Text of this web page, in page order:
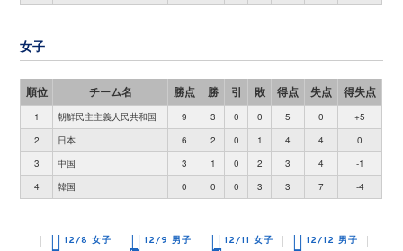
女子
順位 チーム名 勝点 勝 引 敗 得点 失点 得失点
1 朝鮮民主主義人民共和国 9 3 0 0 5 0
+5
2
日本 6 2 0 1 4 4
0
3
中国 3 1 0 2 3 4
-1
4
韓国 0 0 0 3 3 7 -4
12/8 女子 12/9 男子 12/11 女子
12/12 男子